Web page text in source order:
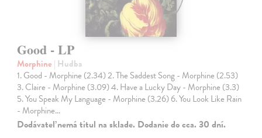
Good - LP
Morphine | Hudba
1. Good - Morphine (2.34) 2. The Saddest Song - Morphine (2.53)
3. Claire - Morphine (3.09) 4. Have a Lucky Day - Morphine (3.3)
5. You Speak My Language - Morphine (3.26) 6. You Look Like Rain
- Morphine…
Dodávateľ nemá titul na sklade. Dodanie do cca. 30 dní.